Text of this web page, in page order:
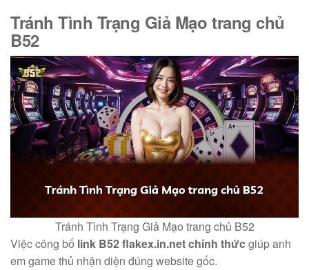
Tránh Tình Trạng Giả Mạo trang chủ
B52
Tránh Tình Trạng Giả Mạo trang chủ B52
Việc công bố link B52 flakex.in.net chính thức giúp anh
em game thủ nhận diện đúng website gốc.